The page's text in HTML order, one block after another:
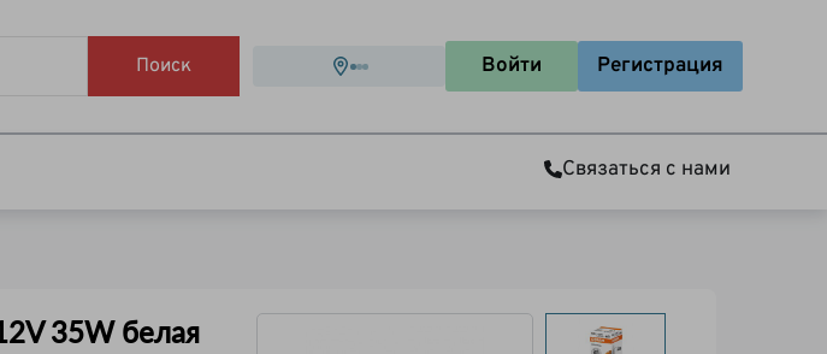
Поиск Войти Регистрация
Связаться с нами
35W белая